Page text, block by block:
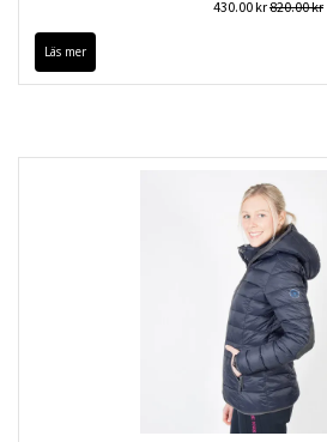
430.00 kr820.00 kr
Läs mer